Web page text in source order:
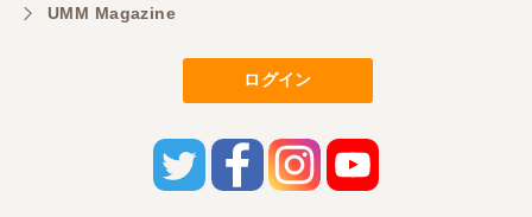
UMM Magazine
ログイン